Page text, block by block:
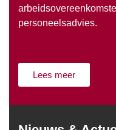
personeelsadvies.
Lees meer